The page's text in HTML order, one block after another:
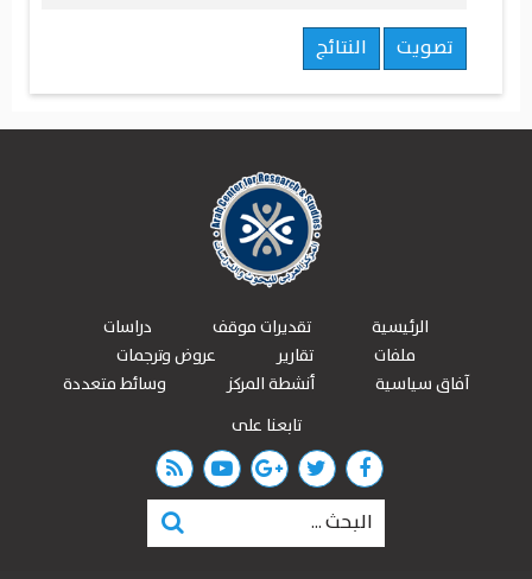
تصويت النتائج
الرئيسية تقديرات موقف
دراسات
ملفات
تقارير
عروض وترجمات
آفاق سياسية
أنشطة المركز
وسائط متعددة
تابعنا على